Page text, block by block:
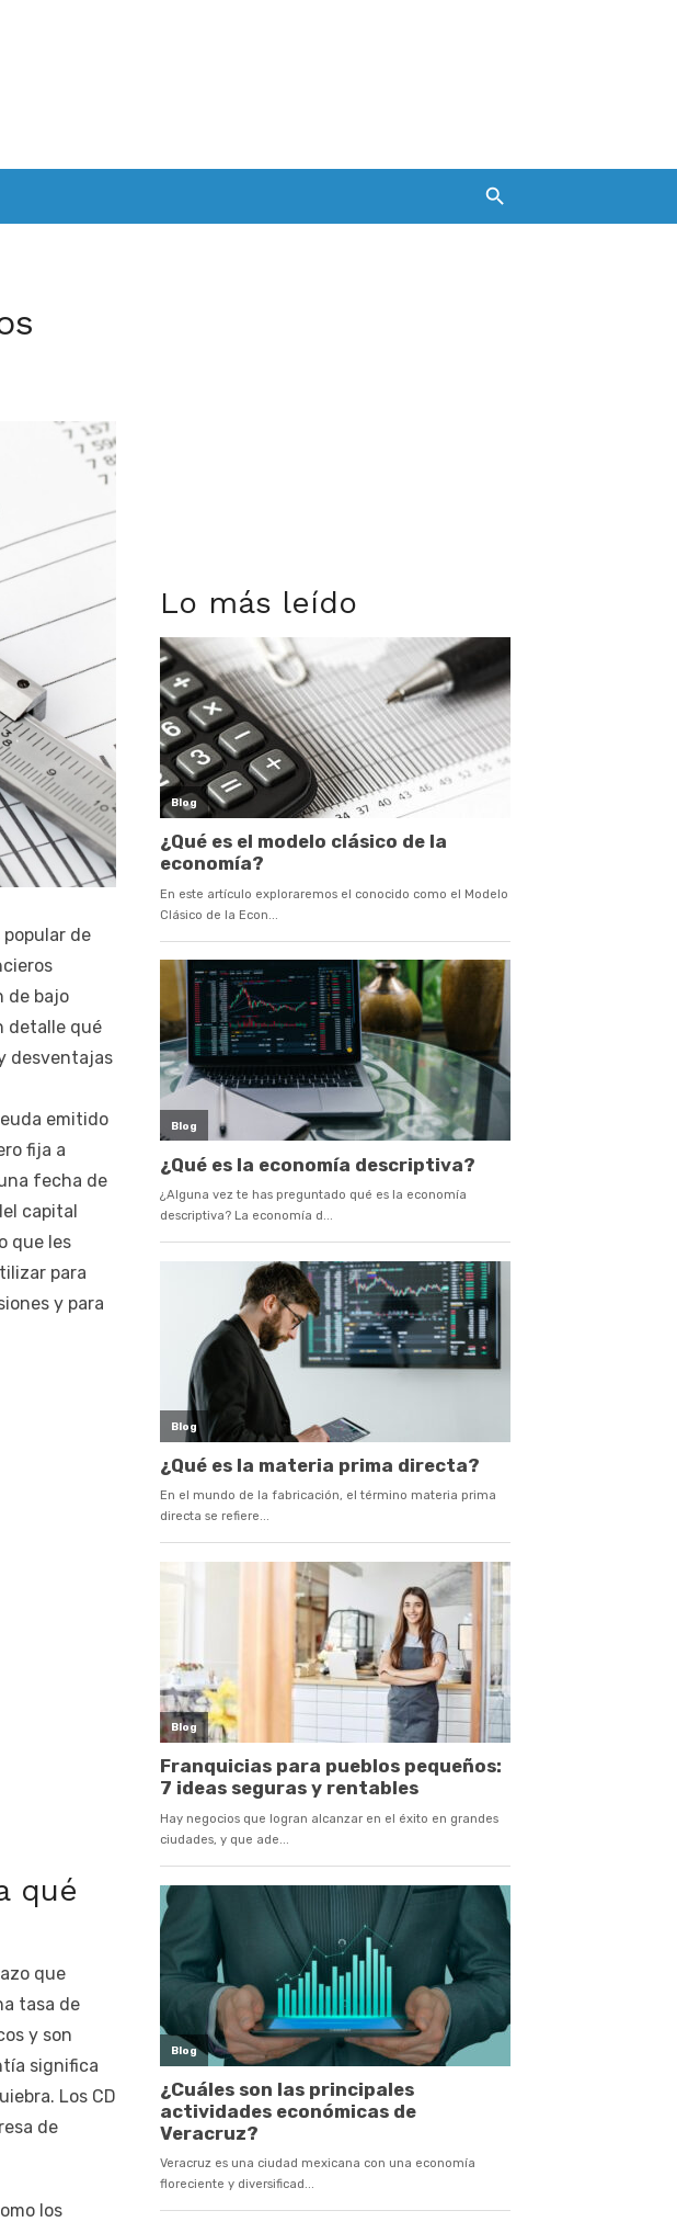
de
de bajo
detalle qué
desventajas
emitido
fija a
fecha de
capital
que les
para
y para
qué
que
tasa de
y son
significa
Los CD
de
los
Lo más leído